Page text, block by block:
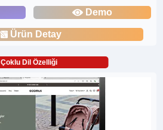
Demo
Ürün Detay
Çoklu Dil Özelliği